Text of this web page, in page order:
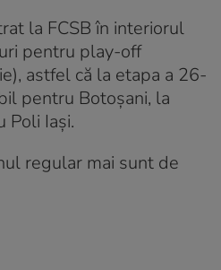
la FCSB în interiorul
pentru play-off
astfel că la etapa a 26-
pentru Botoșani, la
Poli Iași.
regular mai sunt de